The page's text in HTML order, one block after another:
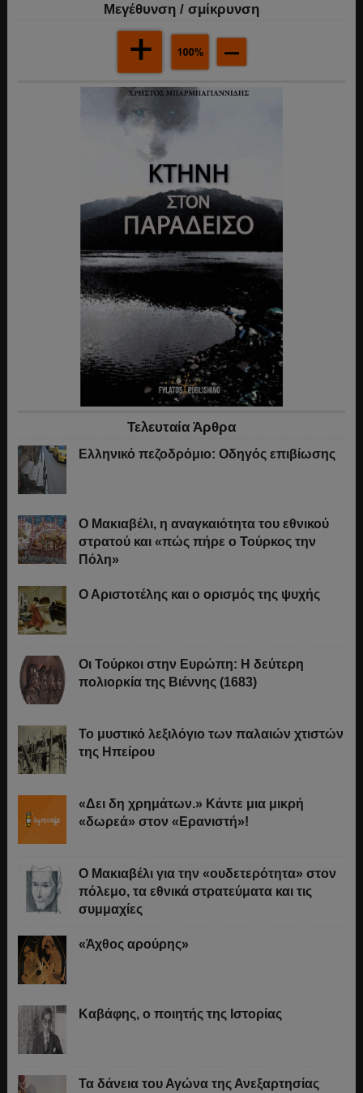
Mεγέθυνση / σμίκρυνση
Τελευταία Άρθρα
Ελληνικό πεζοδρόμιο: Οδηγός επιβίωσης
Ο Μακιαβέλι, η αναγκαιότητα του εθνικού
στρατού και «πώς πήρε ο Τούρκος την
Πόλη»
Ο Αριστοτέλης και ο ορισμός της ψυχής
Οι Τούρκοι στην Ευρώπη: Η δεύτερη
πολιορκία της Βιέννης (1683)
Το μυστικό λεξιλόγιο των παλαιών χτιστών
της Ηπείρου
«Δει δη χρημάτων.» Κάντε μια μικρή
«δωρεά» στον «Ερανιστή»!
O Μακιαβέλι για την «ουδετερότητα» στον
πόλεμο, τα εθνικά στρατεύματα και τις
συμμαχίες
«Άχθος αρούρης»
Καβάφης, ο ποιητής της Ιστορίας
Τα δάνεια του Αγώνα της Ανεξαρτησίας